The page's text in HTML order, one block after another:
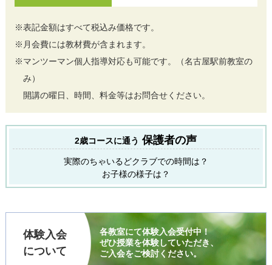
※表記金額はすべて税込み価格です。
※月会費には教材費が含まれます。
※マンツーマン個人指導対応も可能です。（名古屋駅前教室の
み）
開講の曜日、時間、料金等はお問合せください。
2歳コースに通う 保護者の声
実際のちゃいるどクラブでの時間は？
お子様の様子は？
体験入会
について
各教室にて体験入会受付中！
ぜひ授業を体験していただき、
ご入会をご検討ください。